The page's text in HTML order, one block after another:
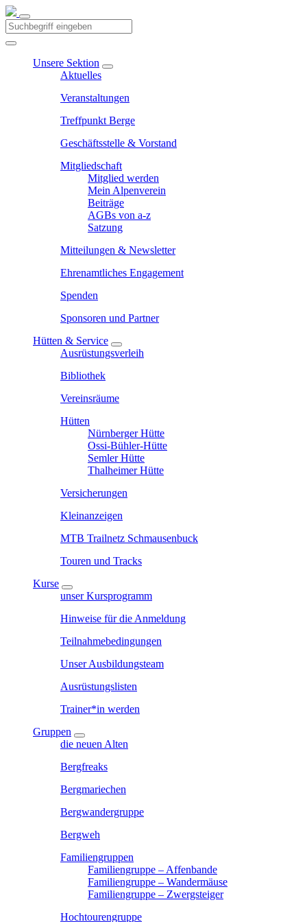
Unsere Sektion
Aktuelles
Veranstaltungen
Treffpunkt Berge
Geschäftsstelle & Vorstand
Mitgliedschaft
Mitglied werden
Mein Alpenverein
Beiträge
AGBs von a-z
Satzung
Mitteilungen & Newsletter
Ehrenamtliches Engagement
Spenden
Sponsoren und Partner
Hütten & Service
Ausrüstungsverleih
Bibliothek
Vereinsräume
Hütten
Nürnberger Hütte
Ossi-Bühler-Hütte
Semler Hütte
Thalheimer Hütte
Versicherungen
Kleinanzeigen
MTB Trailnetz Schmausenbuck
Touren und Tracks
Kurse
unser Kursprogramm
Hinweise für die Anmeldung
Teilnahmebedingungen
Unser Ausbildungsteam
Ausrüstungslisten
Trainer*in werden
Gruppen
die neuen Alten
Bergfreaks
Bergmariechen
Bergwandergruppe
Bergweh
Familiengruppen
Familiengruppe – Affenbande
Familiengruppe – Wandermäuse
Familiengruppe – Zwergsteiger
Hochtourengruppe